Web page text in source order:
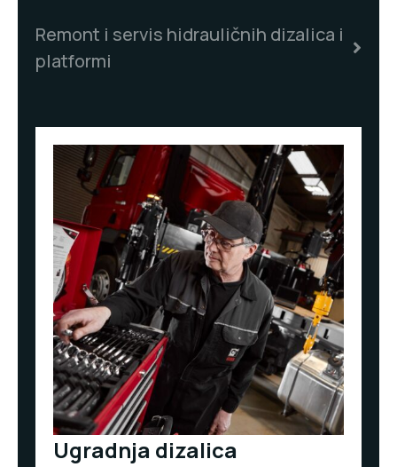
Remont i servis hidrauličnih dizalica i
platformi
Ugradnja dizalica